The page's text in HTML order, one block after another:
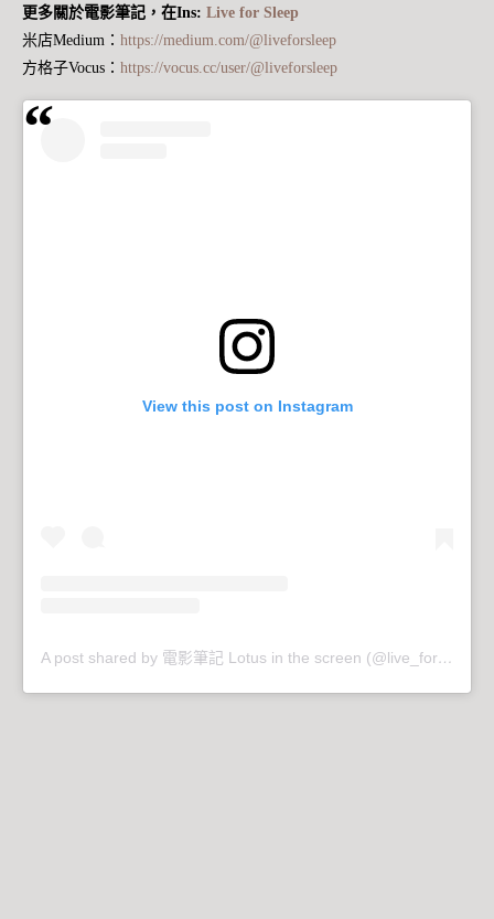
更多關於電影筆記，在Ins: Live for Sleep
米店Medium： https://medium.com/@liveforsleep
方格子Vocus： https://vocus.cc/user/@liveforsleep
View this post on Instagram
A post shared by 電影筆記 Lotus in the screen (@live_for_sleep)